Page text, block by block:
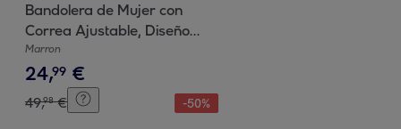
Bandolera de Mujer con
Correa Ajustable, Diseño
Moderno
Marron
24,99 €
49,98 € -50%